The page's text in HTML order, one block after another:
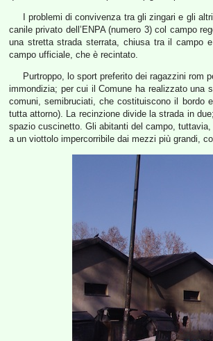
I problemi di convivenza tra gli zingari e gli
canile privato dell’ENPA (numero 3) col campo
una stretta strada sterrata, chiusa tra il campo
campo ufficiale, che è recintato.
Purtroppo, lo sport preferito dei ragazzini rom
immondizia; per cui il Comune ha realizzato una
comuni, semibruciati, che costituiscono il bordo
tutta attorno). La recinzione divide la strada in
spazio cuscinetto. Gli abitanti del campo,
a un viottolo impercorribile dai mezzi più grandi,